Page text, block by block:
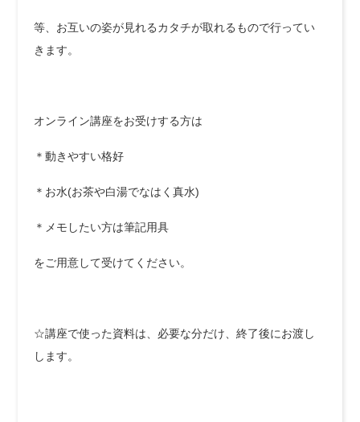
等、お互いの姿が見れるカタチが取れるもので行ってい
きます。
オンライン講座をお受けする方は
＊動きやすい格好
＊お水(お茶や白湯でなはく真水)
＊メモしたい方は筆記用具
をご用意して受けてください。
☆講座で使った資料は、必要な分だけ、終了後にお渡し
します。